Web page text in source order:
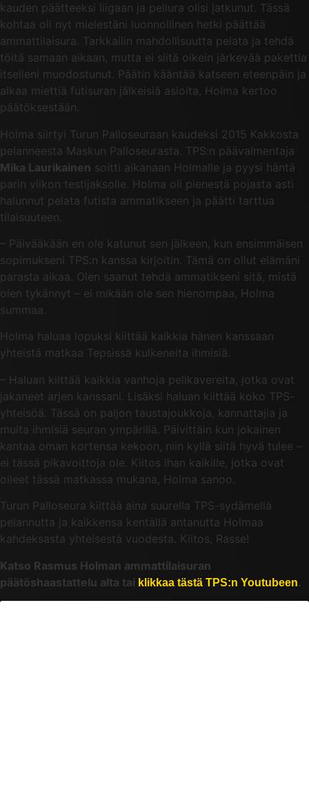
kauden päätteeksi liigaan ja peliura olisi jatkunut. Tässä
kohtaa oli nyt mielestäni luonnollinen hetki päättää
ammattilaisura. Tarkkailin mahdollisuutta pelata ja tehdä
töitä samaan aikaan, mutta ei siitä oikein järkevää pakettia
itselleni muodostunut. Päätin kääntää katseen eteenpäin ja
alkaa miettiä futisuran jälkeisiä asioita, Holma kertoo
päätöksestään.
Holma siirtyi Turun Palloseuraan kaudeksi 2015 Kakkosta
pelanneesta Maskun Palloseurasta. TPS:n päävalmentaja
Mika Laurikainen soitti aikanaan Holmalle ja pyysi häntä
parin viikon testijaksolle. Holma oli pienestä pojasta asti
halunnut pelata futista ammatikseen ja päätti tarttua
tilaisuuteen.
– Päivääkään en ole katunut sen jälkeen, kun ensimmäisen
sopimukseni TPS:n kanssa kirjoitin. Tämä on ollut elämäni
parasta aikaa. Olen saanut tehdä ammatikseni sitä, mistä
olen tykännyt – ei mikään ole sen hienompaa, Holma
summaa.
Holma haluaa lopuksi kiittää kaikkia hänen kanssaan
yhteistä matkaa Tepsissä kulkeneita ihmisiä.
– Haluan kiittää kaikkia vanhoja pelikavereita, jotka ovat
jakaneet arjen kanssani. Lisäksi haluan kiittää koko TPS-
yhteisöä. Tässä on paljon taustajoukkoja, kannattajia ja
muita ihmisiä seuran ympärillä. Päivittäin kun jokainen
kantaa oman kortensa kekoon, niin kyllä siitä hyvä tulee –
ei tässä pikavoittoja ole. Kiitos ihan kaikille, jotka ovat
olleet tässä matkassa mukana, Holma sanoo.
Turun Palloseura kiittää aina suurella TPS-sydämellä
pelannutta ja kaikkensa kentällä antanutta Holmaa
kahdeksasta yhteisestä vuodesta. Kiitos, Rasse!
Katso Rasmus Holman ammattilaisuran
päätöshaastattelu alta tai klikkaa tästä TPS:n Youtubeen.